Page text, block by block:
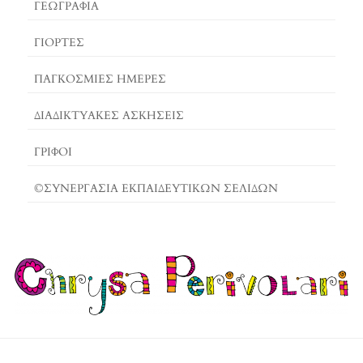
ΓΕΩΓΡΑΦΊΑ
ΓΙΟΡΤΈΣ
ΠΑΓΚΟΣΜΙΕΣ ΗΜΕΡΕΣ
ΔΙΑΔΙΚΤΥΑΚΈΣ ΑΣΚΉΣΕΙΣ
ΓΡΙΦΟΙ
©ΣΥΝΕΡΓΑΣΙΑ ΕΚΠΑΙΔΕΥΤΙΚΩΝ ΣΕΛΙΔΩΝ